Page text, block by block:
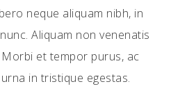
neque aliquam nibh, in
Aliquam non venenatis
et tempor purus, ac
in tristique egestas.